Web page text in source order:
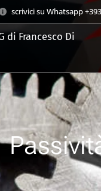
scrivici su Whatsapp
di Francesco Di